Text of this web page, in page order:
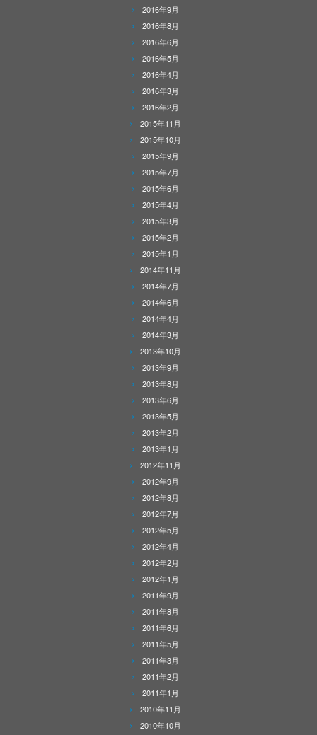
2016年9月
2016年8月
2016年6月
2016年5月
2016年4月
2016年3月
2016年2月
2015年11月
2015年10月
2015年9月
2015年7月
2015年6月
2015年4月
2015年3月
2015年2月
2015年1月
2014年11月
2014年7月
2014年6月
2014年4月
2014年3月
2013年10月
2013年9月
2013年8月
2013年6月
2013年5月
2013年2月
2013年1月
2012年11月
2012年9月
2012年8月
2012年7月
2012年5月
2012年4月
2012年2月
2012年1月
2011年9月
2011年8月
2011年6月
2011年5月
2011年3月
2011年2月
2011年1月
2010年11月
2010年10月